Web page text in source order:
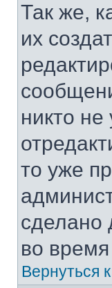
Так же,
их
никто
то уже
сделано
во
Вернуться